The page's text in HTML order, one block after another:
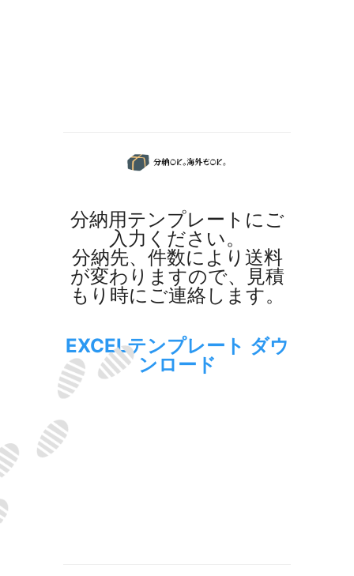
分納用テンプレートにご
入力ください。
分納先、件数により送料
が変わりますので、見積
もり時にご連絡します。
EXCELテンプレート ダウ
ンロード